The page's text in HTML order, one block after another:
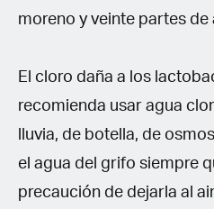
moreno y veinte partes de
El cloro daña a los
recomienda usar agua
lluvia, de botella, de
el agua del grifo siempre
precaución de dejarla al